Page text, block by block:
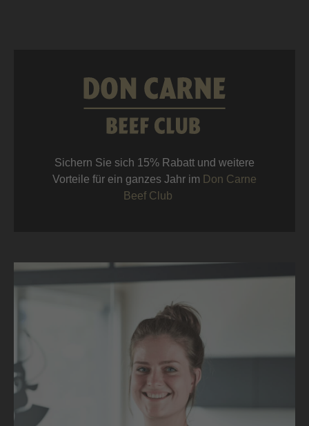
Sichern Sie sich 15% Rabatt und weitere
Vorteile für ein ganzes Jahr im Don Carne
Beef Club